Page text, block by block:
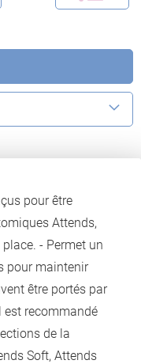
pour être
Attends,
- Permet un
pour maintenir
être portés par
est recommandé
de la
Soft, Attends